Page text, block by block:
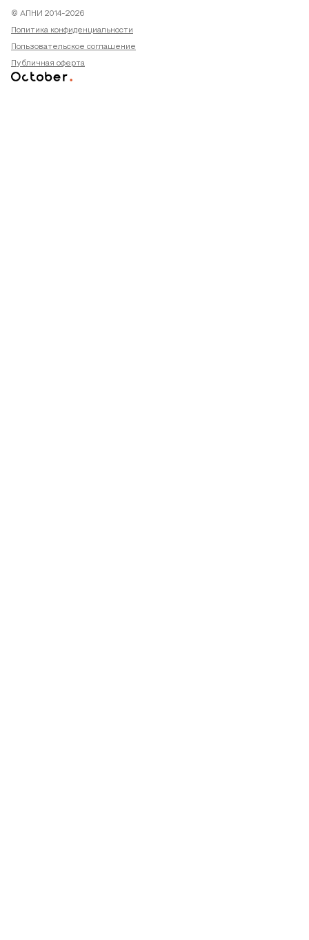
© АПНИ 2014-2026
Политика конфиденциальности
Пользовательское соглашение
Публичная оферта